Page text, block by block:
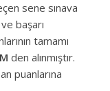
sene sınava
başarı
tamamı
den alınmıştır.
puanlarına